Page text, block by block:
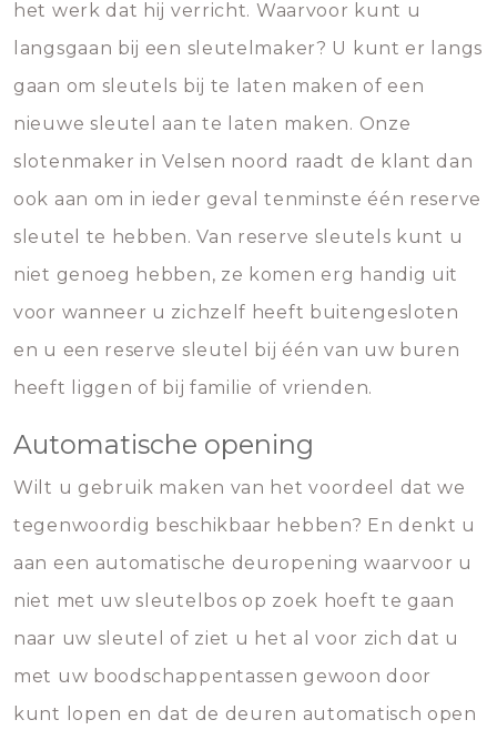
het werk dat hij verricht. Waarvoor kunt u
langsgaan bij een sleutelmaker? U kunt er langs
gaan om sleutels bij te laten maken of een
nieuwe sleutel aan te laten maken. Onze
slotenmaker in Velsen noord raadt de klant dan
ook aan om in ieder geval tenminste één reserve
sleutel te hebben. Van reserve sleutels kunt u
niet genoeg hebben, ze komen erg handig uit
voor wanneer u zichzelf heeft buitengesloten
en u een reserve sleutel bij één van uw buren
heeft liggen of bij familie of vrienden.
Automatische opening
Wilt u gebruik maken van het voordeel dat we
tegenwoordig beschikbaar hebben? En denkt u
aan een automatische deuropening waarvoor u
niet met uw sleutelbos op zoek hoeft te gaan
naar uw sleutel of ziet u het al voor zich dat u
met uw boodschappentassen gewoon door
kunt lopen en dat de deuren automatisch open